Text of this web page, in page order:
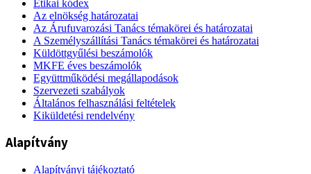
Etikai kódex
Az elnökség határozatai
Az Árufuvarozási Tanács témakörei és határozatai
A Személyszállítási Tanács témakörei és határozatai
Küldöttgyűlési beszámolók
MKFE éves beszámolók
Együttműködési megállapodások
Szervezeti szabályok
Általános felhasználási feltételek
Kiküldetési rendelvény
Alapítvány
Alapítványi tájékoztató